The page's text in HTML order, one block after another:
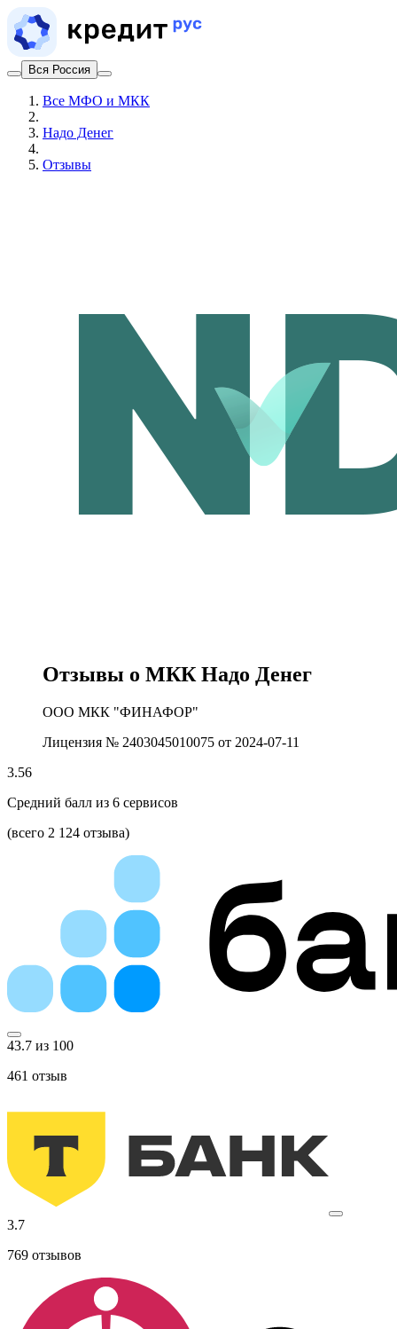
Вся Россия
Все МФО и МКК
Надо Денег
Отзывы
Отзывы о МКК Надо Денег
ООО МКК "ФИНАФОР"
Лицензия № 2403045010075 от 2024-07-11
3.56
Средний балл из 6 сервисов
(всего 2 124 отзыва)
43.7 из 100
461 отзыв
3.7
769 отзывов